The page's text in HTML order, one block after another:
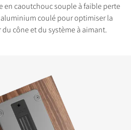
en caoutchouc souple à faible perte
coulé pour optimiser la
cône et du système à aimant.